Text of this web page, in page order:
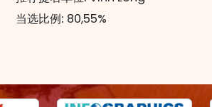
当选比例: 80,55%